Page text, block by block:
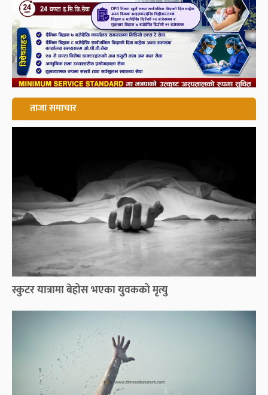
ताजा समाचार
स्कुटर यात्रामा बेहोस भएका युवकको मृत्यु